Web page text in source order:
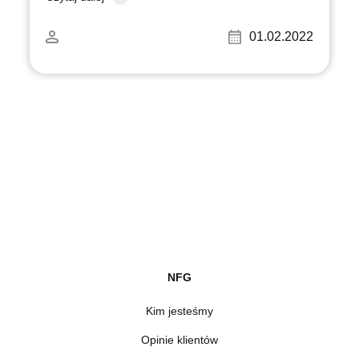
01.02.2022
NFG
Kim jesteśmy
Opinie klientów